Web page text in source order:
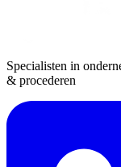
Specialisten in
& procederen